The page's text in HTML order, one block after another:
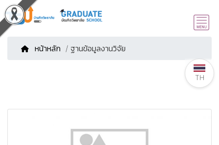
หน้าหลัก / ฐานข้อมูลงานวิจัย
TH